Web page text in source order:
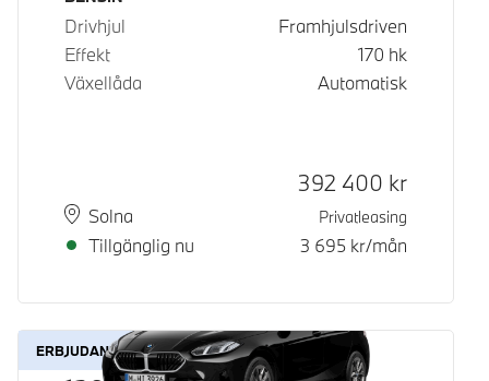
Drivhjul
Framhjulsdriven
Effekt
170 hk
Växellåda
Automatisk
PlatsSolna
Leveranstid
Tillgänglig nu
Kontantpris
392 400 kr
Privatleasing
3 695 kr/mån
ERBJUDANDE